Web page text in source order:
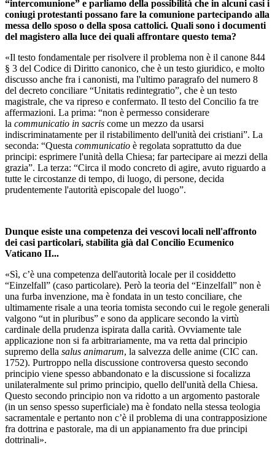
“intercomunioneˮ e parliamo della possibilità che in alcuni casi i
coniugi protestanti possano fare la comunione partecipando alla
messa dello sposo o della sposa cattolici. Quali sono i documenti
del magistero alla luce dei quali affrontare questo tema?
«Il testo fondamentale per risolvere il problema non è il canone 844
§ 3 del Codice di Diritto canonico, che è un testo giuridico, e molto
discusso anche fra i canonisti, ma l'ultimo paragrafo del numero 8
del decreto conciliare “Unitatis redintegratio”, che è un testo
magistrale, che va ripreso e confermato. Il testo del Concilio fa tre
affermazioni. La prima: “non è permesso considerare
la communicatio in sacris come un mezzo da usarsi
indiscriminatamente per il ristabilimento dell'unità dei cristianiˮ. La
seconda: “Questa communicatio è regolata soprattutto da due
principi: esprimere l'unità della Chiesa; far partecipare ai mezzi della
graziaˮ. La terza: “Circa il modo concreto di agire, avuto riguardo a
tutte le circostanze di tempo, di luogo, di persone, decida
prudentemente l'autorità episcopale del luogoˮ.
Dunque esiste una competenza dei vescovi locali nell'affronto
dei casi particolari, stabilita già dal Concilio Ecumenico
Vaticano II...
«Sì, c’è una competenza dell'autorità locale per il cosiddetto
“Einzelfall” (caso particolare). Però la teoria del “Einzelfall” non è
una furba invenzione, ma è fondata in un testo conciliare, che
ultimamente risale a una teoria tomista secondo cui le regole generali
valgono “ut in pluribus” e sono da applicare secondo la virtù
cardinale della prudenza ispirata dalla carità. Ovviamente tale
applicazione non si fa arbitrariamente, ma va retta dal principio
supremo della salus animarum, la salvezza delle anime (CIC can.
1752). Purtroppo nella discussione controversa questo secondo
principio viene spesso abbandonato e la discussione si focalizza
unilateralmente sul primo principio, quello dell'unità della Chiesa.
Questo secondo principio non va ridotto a un argomento pastorale
(in un senso spesso superficiale) ma è fondato nella stessa teologia
sacramentale e pertanto non c’è il problema di una contrapposizione
fra dottrina e pastorale, ma di un appianamento fra due principi
dottrinali».